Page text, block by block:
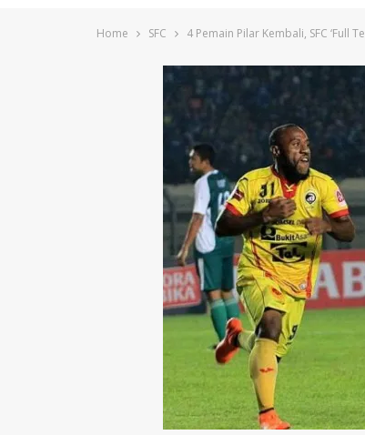
Home SFC 4 Pemain Pilar Kembali, SFC ‘Full